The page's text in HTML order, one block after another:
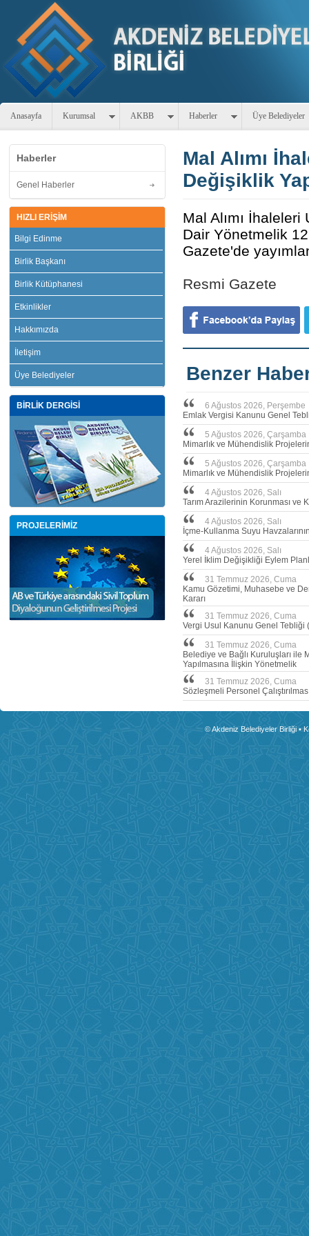
Anasayfa Kurumsal AKBB Haberler Üye Belediyeler
Haberler
Genel Haberler
HIZLI ERİŞİM
Bilgi Edinme
Birlik Başkanı
Birlik Kütüphanesi
Etkinlikler
Hakkımızda
İletişim
Üye Belediyeler
BİRLİK DERGİSİ
PROJELERİMİZ
Mal Alımı
Değişiklik
Mal Alımı
Dair Yönetmelik
Gazete'de
Resmi Gazete
Benzer
6 Ağustos 2026, Perşembe
Emlak Vergisi Kanunu Genel
5 Ağustos 2026, Çarşamba
Mimarlık ve Mühendislik
5 Ağustos 2026, Çarşamba
Mimarlık ve Mühendislik
4 Ağustos 2026, Salı
Tarım Arazilerinin Korunması ve
4 Ağustos 2026, Salı
İçme-Kullanma Suyu
4 Ağustos 2026, Salı
Yerel İklim Değişikliği Eylem
31 Temmuz 2026, Cuma
Kamu Gözetimi, Muhasebe ve
Kararı
31 Temmuz 2026, Cuma
Vergi Usul Kanunu Genel Tebliği
31 Temmuz 2026, Cuma
Belediye ve Bağlı Kuruluşları
Yapılmasına İlişkin Yönetmelik
31 Temmuz 2026, Cuma
Sözleşmeli Personel
© Akdeniz Belediyeler Birliği •